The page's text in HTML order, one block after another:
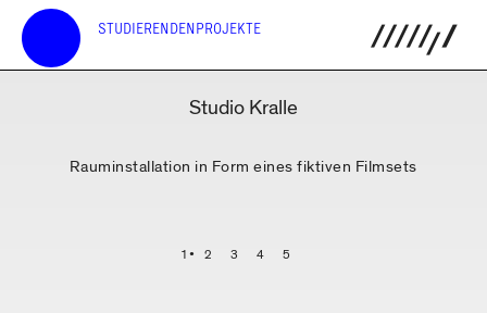
STUDIERENDENPROJEKTE
Studio Kralle
Rauminstallation in Form eines fiktiven Filmsets
1 2 3 4 5